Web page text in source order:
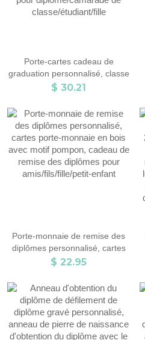
Porte-cartes cadeau de
graduation personnalisé, classe
de 2023, boîte à cartes en bois,
cadeau de graduation pour
diplômé/camarade de classe/
étudiant/fille
$ 30.21
Porte-monnaie de remise des
diplômes personnalisé, cartes
porte-monnaie en bois avec
remise des diplômes pour
amis/fils/fille/petit-enfant
$ 22.95